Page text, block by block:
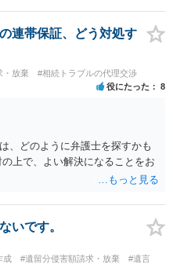
声は「ここにいたら殺される」
「面会は出来ない。俺は携帯電
「母の話は聞かなくて良い」と
「食事に毒が入っている」「体
しかったです。 当時の診療記
して 弁護士に面談で相談された
連帯保証、どう対処す
・放棄 #相続トラブルの代理交渉
役にたった 8
、どのように弁護士を探すかも
上で、よい解決になることをお
いです。
成 #遺留分侵害額請求・放棄
#遺言